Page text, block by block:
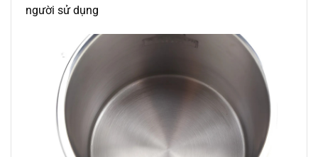
người sử dụng